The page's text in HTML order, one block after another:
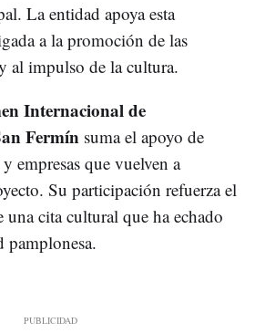
La entidad apoya esta
a la promoción de las
al impulso de la cultura.
Internacional de
Fermín suma el apoyo de
empresas que vuelven a
Su participación refuerza el
una cita cultural que ha echado
pamplonesa.